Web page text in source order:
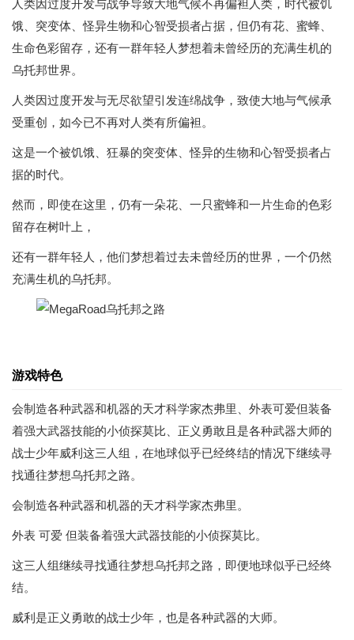
人类因过度开发与战争导致大地气候不再偏袒人类，时代被饥
饿、突变体、怪异生物和心智受损者占据，但仍有花、蜜蜂、
生命色彩留存，还有一群年轻人梦想着未曾经历的充满生机的
乌托邦世界。
人类因过度开发与无尽欲望引发连绵战争，致使大地与气候承
受重创，如今已不再对人类有所偏袒。
这是一个被饥饿、狂暴的突变体、怪异的生物和心智受损者占
据的时代。
然而，即使在这里，仍有一朵花、一只蜜蜂和一片生命的色彩
留存在树叶上，
还有一群年轻人，他们梦想着过去未曾经历的世界，一个仍然
充满生机的乌托邦。
游戏特色
会制造各种武器和机器的天才科学家杰弗里、外表可爱但装备
着强大武器技能的小侦探莫比、正义勇敢且是各种武器大师的
战士少年威利这三人组，在地球似乎已经终结的情况下继续寻
找通往梦想乌托邦之路。
会制造各种武器和机器的天才科学家杰弗里。
外表 可爱 但装备着强大武器技能的小侦探莫比。
这三人组继续寻找通往梦想乌托邦之路，即便地球似乎已经终
结。
威利是正义勇敢的战士少年，也是各种武器的大师。